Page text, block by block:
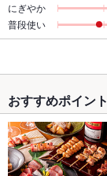
にぎやか
普段使い
おすすめポイント